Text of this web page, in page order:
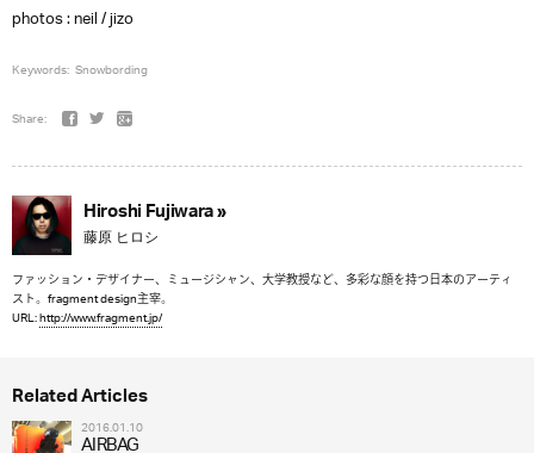
photos : neil / jizo
Keywords: Snowbording
Share:
Hiroshi Fujiwara »
藤原 ヒロシ
ファッション・デザイナー、ミュージシャン、大学教授など、多彩な顔を持つ日本のアーティ
スト。fragment design主宰。
URL:http://www.fragment.jp/
Related Articles
2016.01.10